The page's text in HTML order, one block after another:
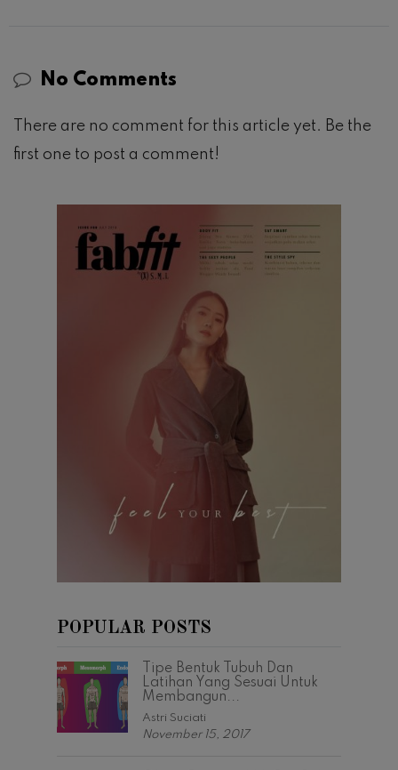
No Comments
There are no comment for this article yet. Be the
first one to post a comment!
POPULAR POSTS
Tipe Bentuk Tubuh Dan
Latihan Yang Sesuai Untuk
Membangun...
Astri Suciati
November 15, 2017